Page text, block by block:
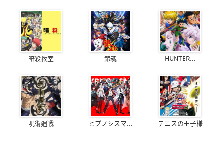
暗殺教室 銀魂 HUNTER...
呪術廻戦 ヒプノシスマ... テニスの王子様